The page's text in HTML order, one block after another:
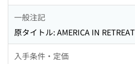
一般注記
原タイトル: AMERICA IN RETREAT
入手条件・定価